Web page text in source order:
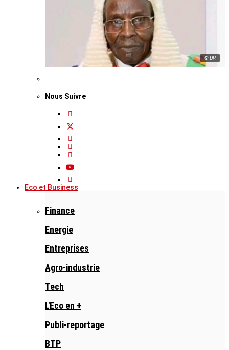
© DR
Nous Suivre
Eco et Business
Finance
Energie
Entreprises
Agro-industrie
Tech
L'Eco en +
Publi-reportage
BTP